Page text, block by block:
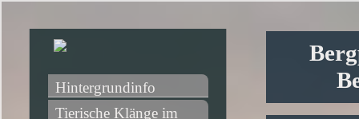
Hintergrundinfo
Tierische Klänge im